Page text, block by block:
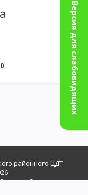
Версия для слабовидящих
0
районного ЦДТ
—uCoz